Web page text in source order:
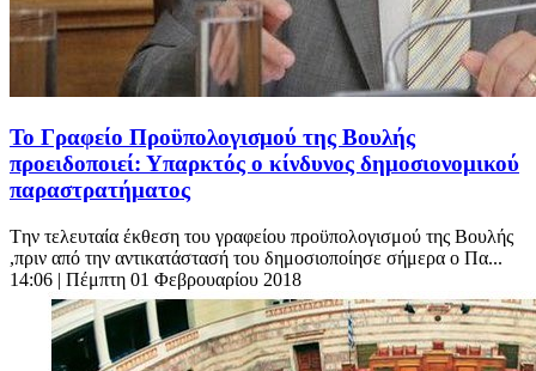
Το Γραφείο Προϋπολογισμού της Βουλής
προειδοποιεί: Υπαρκτός ο κίνδυνος δημοσιονομικού
παραστρατήματος
Tην τελευταία έκθεση του γραφείου προϋπολογισμού της Βουλής
,πριν από την αντικατάστασή του δημοσιοποίησε σήμερα ο Πα...
14:06 | Πέμπτη 01 Φεβρουαρίου 2018